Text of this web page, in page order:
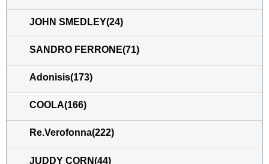
JOHN SMEDLEY(24)
SANDRO FERRONE(71)
Adonisis(173)
COOLA(166)
Re.Verofonna(222)
JUDDY CORN(44)